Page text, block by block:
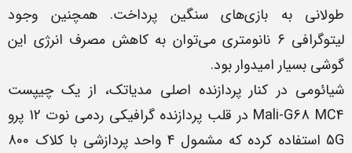
طولانی به بازی‌های سنگین پرداخت. همچنین وجود
لیتوگرافی 6 نانومتری می‌توان به کاهش مصرف انرژی این
گوشی بسیار امیدوار بود.
شیائومی در کنار پردازنده اصلی مدیاتک، از یک چیپست
Mali-G68 MC4 در قلب پردازنده گرافیکی ردمی نوت 12 پرو
5G استفاده کرده که مشمول 4 واحد پردازشی با کلاک 800